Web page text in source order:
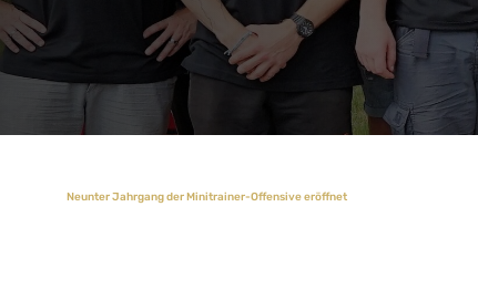
Neunter Jahrgang der Minitrainer-Offensive eröffnet